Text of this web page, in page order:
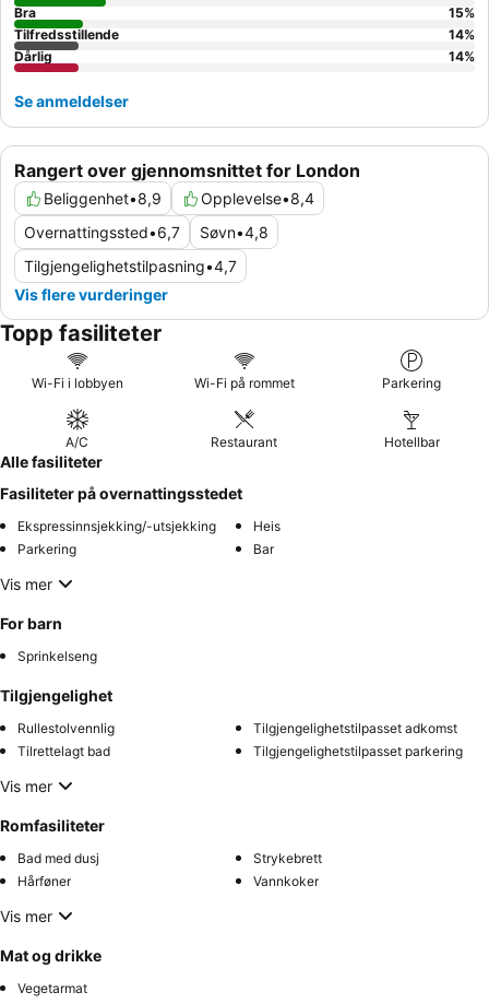
Rangert over gjennomsnittet for London
Beliggenhet•8,9 Opplevelse•8,4
Overnattingssted•6,7 Søvn•4,8
Tilgjengelighetstilpasning•4,7
Vis flere vurderinger
Bra
15%
Tilfredsstillende
14%
Dårlig
14%
Se anmeldelser
Topp fasiliteter
Wi-Fi i lobbyen Wi-Fi på rommet Parkering
A/C Restaurant Hotellbar
Alle fasiliteter
Fasiliteter på overnattingsstedet
Ekspressinnsjekking/-utsjekking
Heis
Parkering
Bar
Vis mer
For barn
Sprinkelseng
Tilgjengelighet
Rullestolvennlig
Tilgjengelighetstilpasset adkomst
Tilrettelagt bad
Tilgjengelighetstilpasset parkering
Vis mer
Romfasiliteter
Bad med dusj
Strykebrett
Hårføner
Vannkoker
Vis mer
Mat og drikke
Vegetarmat